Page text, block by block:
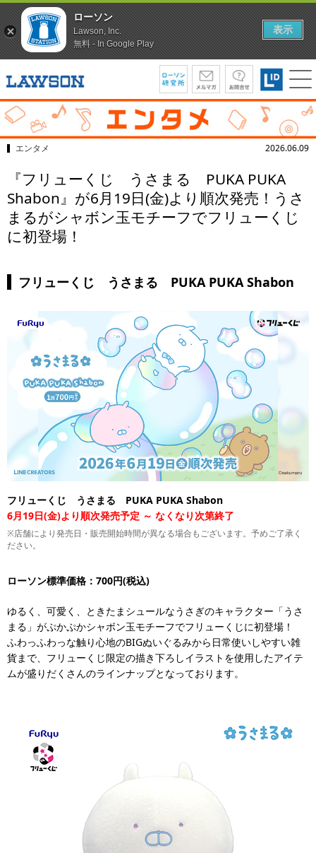
エンタメ 2026.06.09
『フリューくじ うさまる PUKA PUKA
Shabon』が6月19日(金)より順次発売！うさ
まるがシャボン玉モチーフでフリューくじ
に初登場！
フリューくじ うさまる PUKA PUKA Shabon
フリューくじ うさまる PUKA PUKA Shabon
6月19日(金)より順次発売予定 ～ なくなり次第終了
※店舗により発売日・販売開始時間が異なる場合もございます。予めご了承く
ださい。
ローソン標準価格：700円(税込)
ゆるく、可愛く、ときたまシュールなうさぎのキャラクター「うさ
まる」がぷかぷかシャボン玉モチーフでフリューくじに初登場！
ふわっふわっな触り心地のBIGぬいぐるみから日常使いしやすい雑
貨まで、フリューくじ限定の描き下ろしイラストを使用したアイテ
ムが盛りだくさんのラインナップとなっております。
ローソン
Lawson, Inc.
無料 - In Google Play
表示